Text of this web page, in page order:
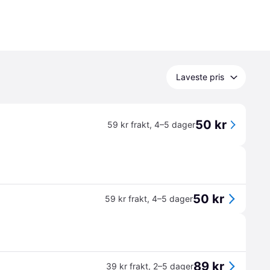
Laveste pris
59 kr frakt, 4–5 dager50 kr
59 kr frakt, 4–5 dager50 kr
39 kr frakt, 2–5 dager89 kr